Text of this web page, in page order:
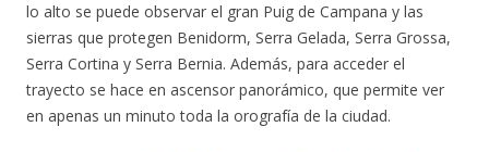
lo alto se puede observar el gran Puig de Campana y las
sierras que protegen Benidorm, Serra Gelada, Serra Grossa,
Serra Cortina y Serra Bernia. Además, para acceder el
trayecto se hace en ascensor panorámico, que permite ver
en apenas un minuto toda la orografía de la ciudad.